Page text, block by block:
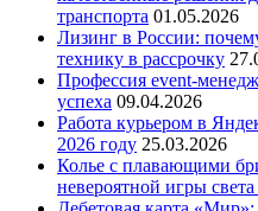
транспорта 01.05.2026
Лизинг в России:
технику в рассрочку
Профессия event-
успеха 09.04.2026
Работа курьером в
2026 году 25.03.2026
Колье с плавающими
невероятной игры